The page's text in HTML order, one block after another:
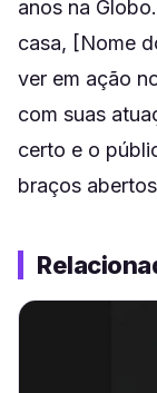
anos na
casa, [Nome
ver em ação
com suas
certo e o
braços